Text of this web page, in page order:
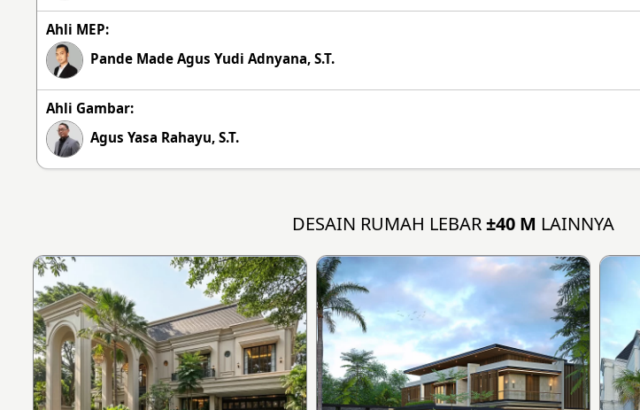
Ahli MEP:
Pande Made Agus Yudi Adnyana, S.T.
Ahli Gambar:
Agus Yasa Rahayu, S.T.
DESAIN RUMAH LEBAR±40 M LAINNYA